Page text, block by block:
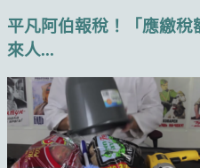
平凡阿伯報稅！「應繳
來人...